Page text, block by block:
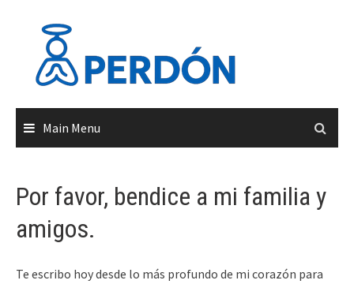
Main Menu
Por favor, bendice a mi familia y
amigos.
Te escribo hoy desde lo más profundo de mi corazón para